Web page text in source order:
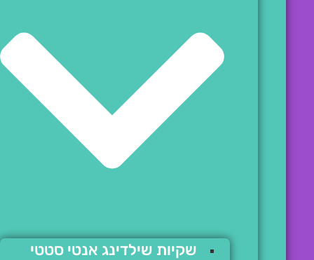
שקיות שילדינג אנטי סטטי